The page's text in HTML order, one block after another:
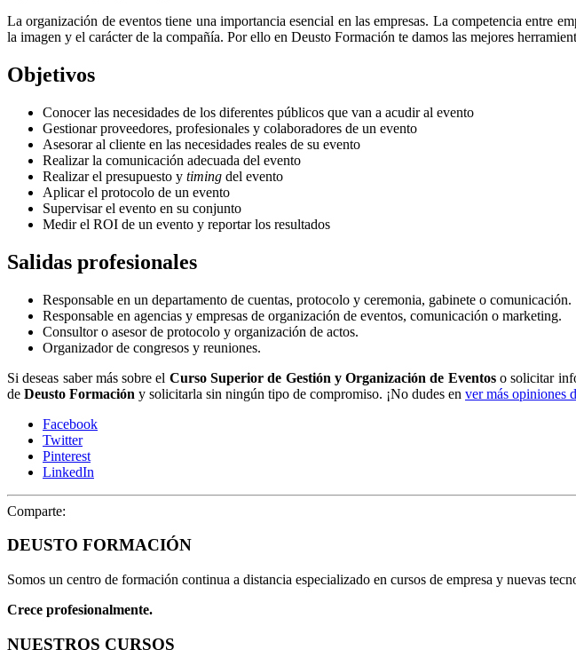
La organización de eventos tiene una importancia esencial en las empresas. La competencia entre
la imagen y el carácter de la compañía. Por ello en Deusto Formación te damos las mejores
Objetivos
Conocer las necesidades de los diferentes públicos que van a acudir al evento
Gestionar proveedores, profesionales y colaboradores de un evento
Asesorar al cliente en las necesidades reales de su evento
Realizar la comunicación adecuada del evento
Realizar el presupuesto y timing del evento
Aplicar el protocolo de un evento
Supervisar el evento en su conjunto
Medir el ROI de un evento y reportar los resultados
Salidas profesionales
Responsable en un departamento de cuentas, protocolo y ceremonia, gabinete o comunicación.
Responsable en agencias y empresas de organización de eventos, comunicación o marketing.
Consultor o asesor de protocolo y organización de actos.
Organizador de congresos y reuniones.
Si deseas saber más sobre el Curso Superior de Gestión y Organización de Eventoso solicitar
de Deusto Formación y solicitarla sin ningún tipo de compromiso. ¡No dudes en ver más opiniones
Facebook
Twitter
Pinterest
LinkedIn
Comparte:
DEUSTO FORMACIÓN
Somos un centro de formación continua a distancia especializado en cursos de empresa y nuevas
Crece profesionalmente.
NUESTROS CURSOS